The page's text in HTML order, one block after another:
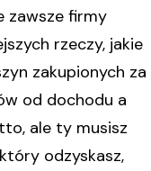
zawsze firmy
rzeczy, jakie
zakupionych za
od dochodu a
ale ty musisz
odzyskasz,